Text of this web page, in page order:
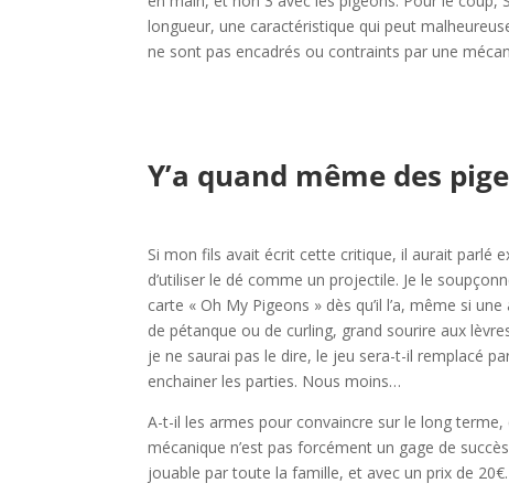
longueur, une caractéristique qui peut
ne sont pas encadrés ou contraints par une
Y’a quand même des
Si mon fils avait écrit cette critique, il aurait parlé
d’utiliser le dé comme un projectile. Je le
carte « Oh My Pigeons » dès qu’il l’a, même si
de pétanque ou de curling, grand sourire aux
je ne saurai pas le dire, le jeu sera-t-il remplacé
enchainer les parties. Nous moins…
A-t-il les armes pour convaincre sur le long
mécanique n’est pas forcément un gage de
jouable par toute la famille, et avec un prix de